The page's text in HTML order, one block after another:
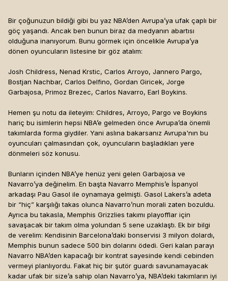
Bir çoğunuzun bildiği gibi bu yaz NBA’den Avrupa’ya ufak çaplı bir
göç yaşandı. Ancak ben bunun biraz da medyanın abartısı
olduğuna inanıyorum. Bunu görmek için öncelikle Avrupa’ya
dönen oyuncuların listesine bir göz atalım:
Josh Childress, Nenad Krstic, Carlos Arroyo, Jannero Pargo,
Bostjan Nachbar, Carlos Delfino, Gordan Giricek, Jorge
Garbajosa, Primoz Brezec, Carlos Navarro, Earl Boykins.
Hemen şu notu da ileteyim: Childres, Arroyo, Pargo ve Boykins
hariç bu isimlerin hepsi NBA’e gelmeden önce Avrupa’da önemli
takımlarda forma giydiler. Yani aslına bakarsanız Avrupa'nın bu
oyuncuları çalmasından çok, oyuncuların başladıkları yere
dönmeleri söz konusu.
Bunların içinden NBA’ye henüz yeni gelen Garbajosa ve
Navarro’ya değinelim. En başta Navarro Memphis’e İspanyol
arkadaşı Pau Gasol ile oynamaya gelmişti. Gasol Lakers’a adeta
bir “hiç” karşılığı takas olunca Navarro’nun morali zaten bozuldu.
Ayrıca bu takasla, Memphis Grizzlies takımı playofflar için
savaşacak bir takım olma yolundan 5 sene uzaklaştı. Ek bir bilgi
de verelim: Kendisinin Barcelona’daki bonservisi 3 milyon dolardı,
Memphis bunun sadece 500 bin dolarını ödedi. Geri kalan parayı
Navarro NBA’den kapacağı bir kontrat sayesinde kendi cebinden
vermeyi planlıyordu. Fakat hiç bir şutör guardı savunamayacak
kadar ufak bir size’a sahip olan Navarro’ya, NBA’deki takımların iyi